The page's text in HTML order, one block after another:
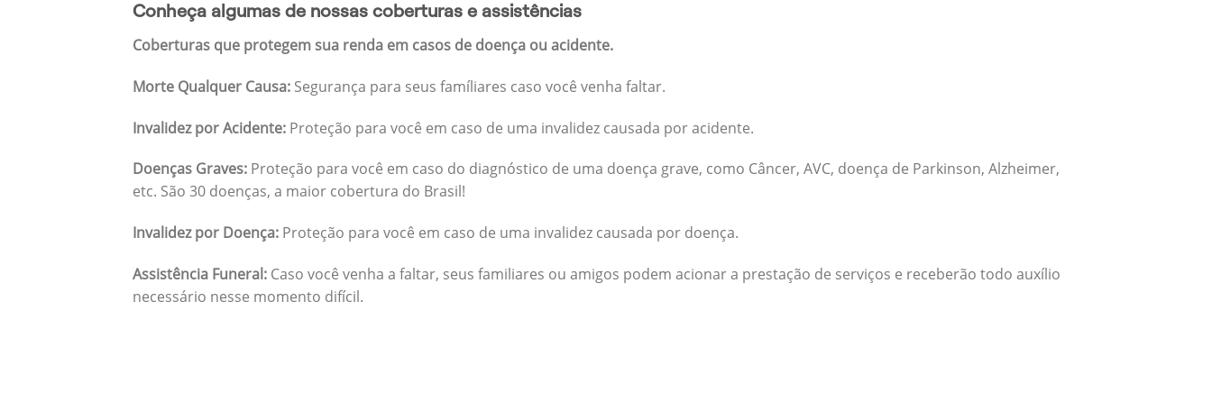
Conheça algumas de nossas coberturas e assistências
Coberturas que protegem sua renda em casos de doença ou acidente.
Morte Qualquer Causa: Segurança para seus famíliares caso você venha faltar.
Invalidez por Acidente: Proteção para você em caso de uma invalidez causada por acidente.
Doenças Graves: Proteção para você em caso do diagnóstico de uma doença grave, como Câncer, AVC, doença de Parkinson, Alzheimer,
etc. São 30 doenças, a maior cobertura do Brasil!
Invalidez por Doença: Proteção para você em caso de uma invalidez causada por doença.
Assistência Funeral: Caso você venha a faltar, seus familiares ou amigos podem acionar a prestação de serviços e receberão todo auxílio
necessário nesse momento difícil.